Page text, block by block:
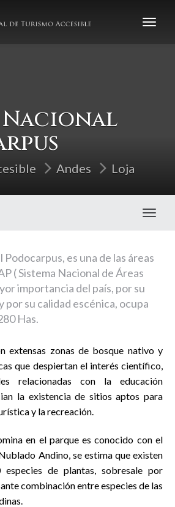
Nacional
Andes Loja
Podocarpus, es una de las áreas
( Sistema Nacional de Áreas
importancia del país, por su
por su calidad escénica, ocupa
Has.
extensas zonas de bosque nativo y
que despiertan el interés científico,
relacionadas con la educación
la existencia de sitios aptos para
y la recreación.
en el parque es conocido con el
Andino, se estima que existen
de plantas, sobresale por
combinación entre especies de las